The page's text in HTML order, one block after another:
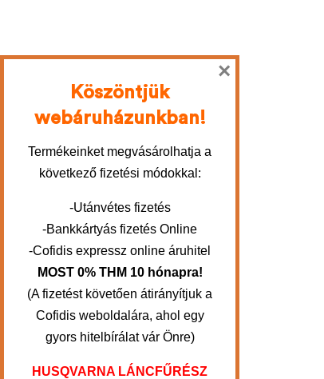
Köszöntjük
webáruházunkban!
Termékeinket megvásárolhatja a
következő fizetési módokkal:
-Utánvétes fizetés
-Bankkártyás fizetés Online
-Cofidis expressz online áruhitel
MOST 0% THM 10 hónapra!
(A fizetést követően átirányítjuk a
Cofidis weboldalára, ahol egy
gyors hitelbírálat vár Önre)
HUSQVARNA LÁNCFŰRÉSZ
×